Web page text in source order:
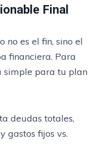
Final
no es el fin, sino el
financiera. Para
simple para tu plan
deudas totales,
gastos fijos vs.